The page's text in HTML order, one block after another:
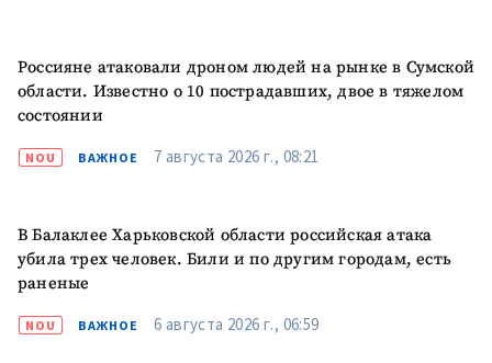
Россияне атаковали дроном людей на рынке в Сумской
области. Известно о 10 пострадавших, двое в тяжелом
состоянии
NOU ВАЖНОЕ 7 августа 2026 г., 08:21
В Балаклее Харьковской области российская атака
убила трех человек. Били и по другим городам, есть
раненые
NOU ВАЖНОЕ 6 августа 2026 г., 06:59